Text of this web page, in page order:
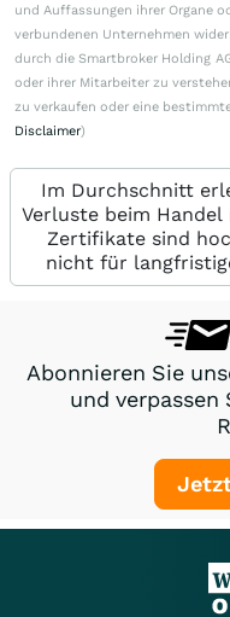
und Auffassungen ihrer Organe
verbundenen Unternehmen
durch die Smartbroker Holding
oder ihrer Mitarbeiter zu
zu verkaufen oder eine
Disclaimer)
Im Durchschnitt
Verluste beim
Zertifikate sind
nicht für
Abonnieren Sie
und verpassen